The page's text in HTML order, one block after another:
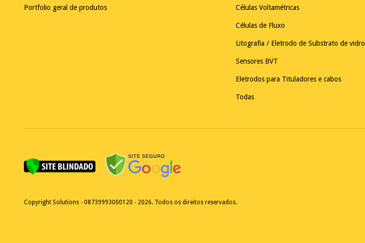
Portfolio geral de produtos Células Voltamétricas
Células de Fluxo
Litografia / Eletrodo de Substrato de vidro
Sensores BVT
Eletrodos para Tituladores e cabos
Todas
Copyright Solutions - 08739993000120 - 2026. Todos os direitos reservados.